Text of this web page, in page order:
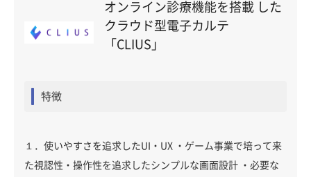
オンライン診療機能を搭載 した
クラウド型電子カルテ
「CLIUS」
特徴
１．使いやすさを追求したUI・UX ・ゲーム事業で培って来
た視認性・操作性を追求したシンプルな画面設計 ・必要な